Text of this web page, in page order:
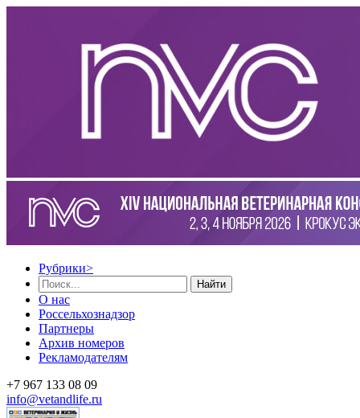
Рубрики>
Найти
О нас
Россельхознадзор
Партнеры
Архив номеров
Рекламодателям
+7 967 133 08 09
info@vetandlife.ru